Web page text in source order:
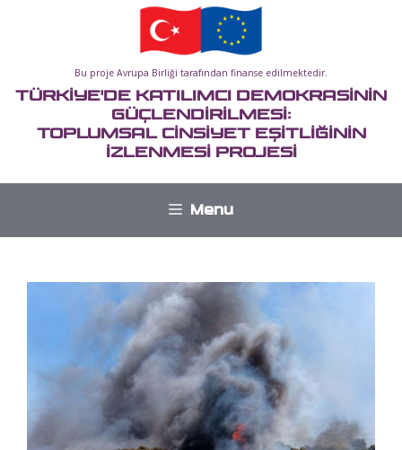
Bu proje Avrupa Birliği tarafından finanse edilmektedir.
TÜRKİYE'DE KATILIMCI DEMOKRASİNİN
GÜÇLENDİRİLMESİ:
TOPLUMSAL CİNSİYET EŞİTLİĞİNİN
İZLENMESİ PROJESİ
Menu